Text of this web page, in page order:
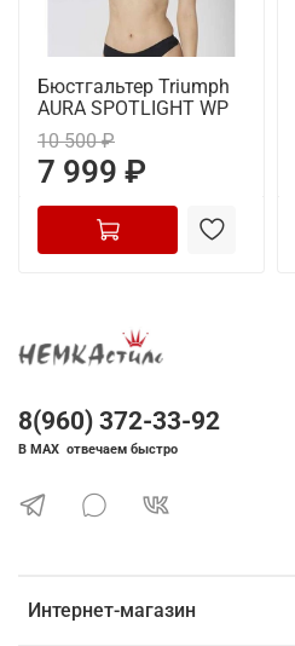
Бюстгальтер Triumph
AURA SPOTLIGHT WP
10 500 ₽
7 999 ₽
Интернет-магазин
8(960) 372-33-92
В MAX отвечаем быстро